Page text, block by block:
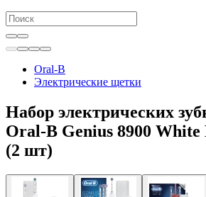
Oral-B
Электрические щетки
Набор электрических
Oral-B Genius 8900 White
(2 шт)